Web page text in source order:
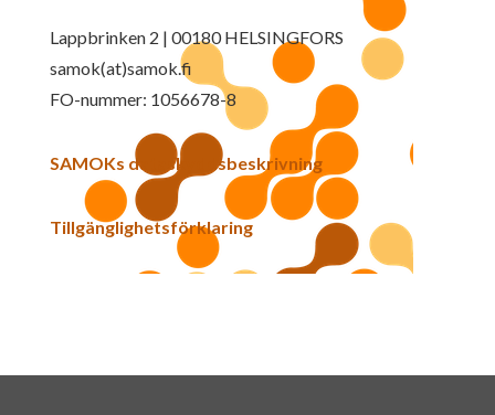
Lappbrinken 2 | 00180 HELSINGFORS
samok(at)samok.fi
FO-nummer: 1056678-8
SAMOKs dataskyddsbeskrivning
Tillgänglighetsförklaring